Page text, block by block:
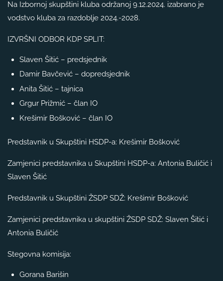
Na Izbornoj skupštini kluba održanoj 9.12.2024. izabrano je
vodstvo kluba za razdoblje 2024.-2028.
IZVRŠNI ODBOR KDP SPLIT:
Slaven Šitić – predsjednik
Damir Bavčević – dopredsjednik
Anita Šitić – tajnica
Grgur Prižmić – član IO
Krešimir Bošković – član IO
Predstavnik u Skupštini HSDP-a: Krešimir Bošković
Zamjenici predstavnika u Skupštini HSDP-a: Antonia Buličić i
Slaven Šitić
Predstavnik u Skupštini ŽSDP SDŽ: Krešimir Bošković
Zamjenici predstavnika u skupštini ŽSDP SDŽ: Slaven Šitić i
Antonia Buličić
Stegovna komisija:
Gorana Barišin